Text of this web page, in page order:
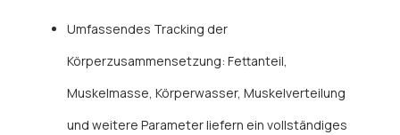
Umfassendes Tracking der
Körperzusammensetzung: Fettanteil,
Muskelmasse, Körperwasser, Muskelverteilung
und weitere Parameter liefern ein vollständiges